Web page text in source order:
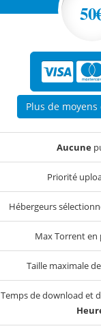
Plus de
Aucune
Priorité
Hébergeurs
Max Torrent en
Taille maximale
Temps de download et